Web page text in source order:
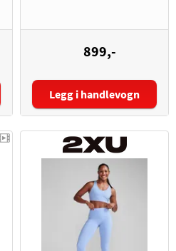
899,-
Størrelse:
Legg i handlevogn